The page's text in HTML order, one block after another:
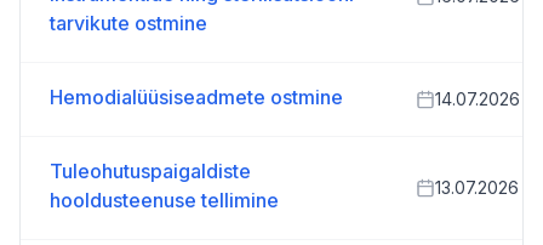
tarvikute ostmine
Hemodialüüsiseadmete ostmine 14.07.2026
Tuleohutuspaigaldiste
hooldusteenuse tellimine
13.07.2026